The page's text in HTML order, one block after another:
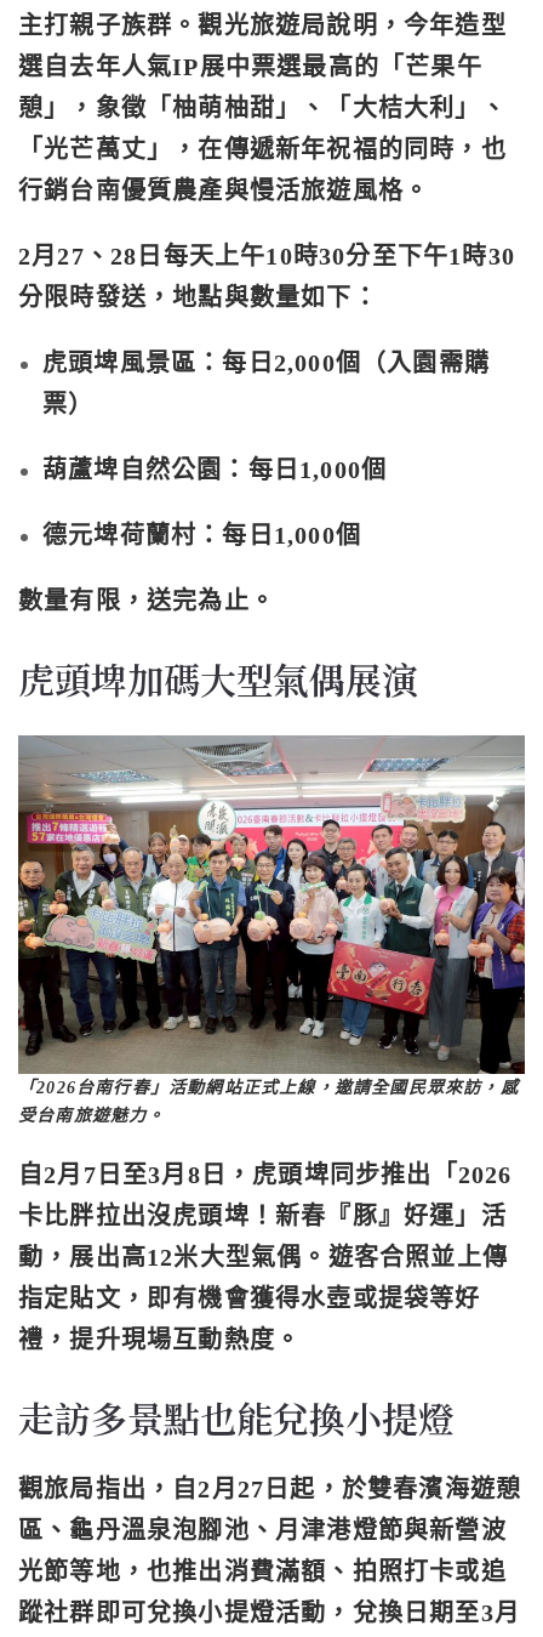
主打親子族群。觀光旅遊局說明，今年造型
選自去年人氣IP展中票選最高的「芒果午
憩」，象徵「柚萌柚甜」、「大桔大利」、
「光芒萬丈」，在傳遞新年祝福的同時，也
行銷台南優質農產與慢活旅遊風格。
2月27、28日每天上午10時30分至下午1時30
分限時發送，地點與數量如下：
虎頭埤風景區 ：每日2,000個（入園需購
票）
葫蘆埤自然公園 ：每日1,000個
德元埤荷蘭村 ：每日1,000個
數量有限，送完為止。
虎頭埤加碼大型氣偶展演
「2026台南行春」活動網站正式上線，邀請全國民眾來訪，感
受台南旅遊魅力。
自2月7日至3月8日，虎頭埤同步推出「2026
卡比胖拉出沒虎頭埤！新春『豚』好運」活
動，展出高12米大型氣偶。遊客合照並上傳
指定貼文，即有機會獲得水壺或提袋等好
禮，提升現場互動熱度。
走訪多景點也能兌換小提燈
觀旅局指出，自2月27日起，於雙春濱海遊憩
區 、 龜丹溫泉泡腳池 、 月津港燈節與新營波
光節等地，也推出消費滿額、拍照打卡或追
蹤社群即可兌換小提燈活動，兌換日期至3月